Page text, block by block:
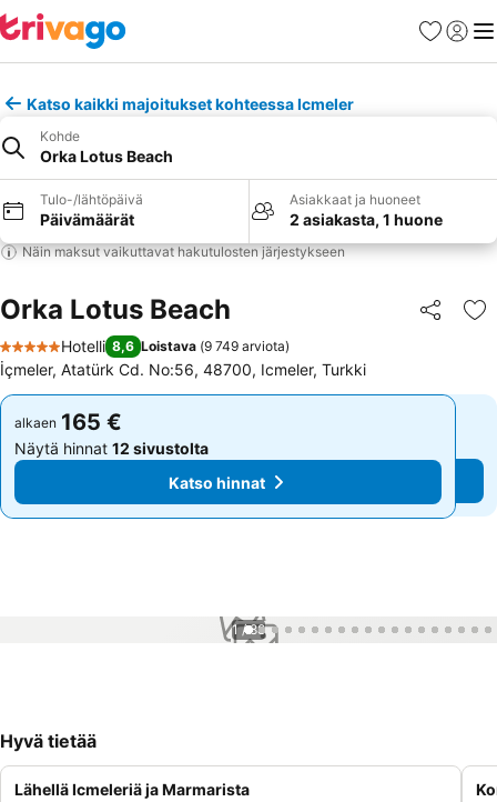
Suosikit
Katso kaikki majoitukset kohteessa Icmeler
Kohde
Orka Lotus Beach
Tulo-/lähtöpäivä
Päivämäärät
Asiakkaat ja huoneet
2 asiakasta, 1 huone
Näin maksut vaikuttavat hakutulosten järjestykseen
Orka Lotus Beach Jaa
5 Tähtiluokitus
Hotelli 8,6 Loistava (9 749 arviota)
İçmeler, Atatürk Cd. No:56, 48700, Icmeler, Turkki
alkaen 165 €
Näytä hinnat 12 sivustolta
Katso hinnat
alkaen 165 €
Näytä hinnat 12 sivustolta
Katso hinnat
1 / 88
Hyvä tietää
Lähellä Icmeleriä ja Marmarista